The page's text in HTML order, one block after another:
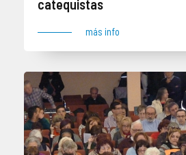
catequistas
más info